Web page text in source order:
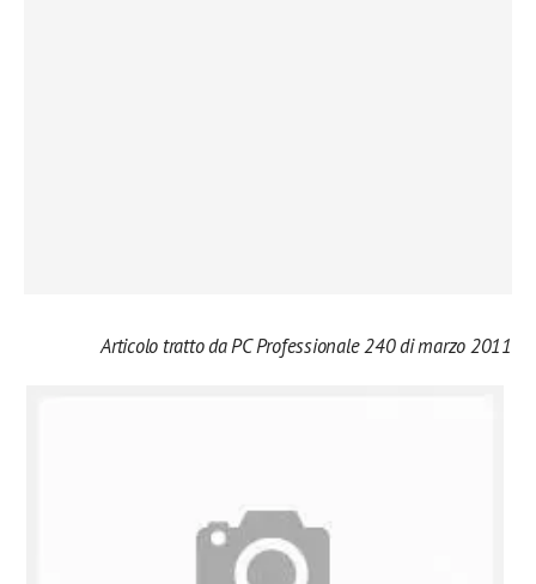
Articolo tratto da PC Professionale 240 di marzo 2011